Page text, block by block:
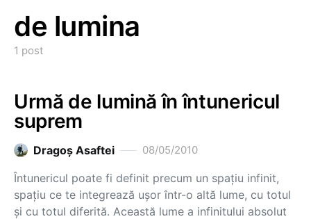
de lumina
1 post
Urmă de lumină în întunericul
suprem
Dragoş Asaftei 08/05/2010
Întunericul poate fi definit precum un spaţiu infinit,
spaţiu ce te integrează uşor într-o altă lume, cu totul
şi cu totul diferită. Această lume a infinitului absolut